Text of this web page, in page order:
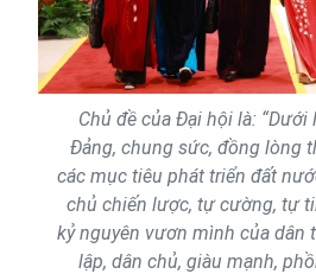
Chủ đề của Đại hội là: “Dưới
Đảng, chung sức, đồng lòng
các mục tiêu phát triển đất
chủ chiến lược, tự cường, tự
kỷ nguyên vươn mình của dân
lập, dân chủ, giàu mạnh,